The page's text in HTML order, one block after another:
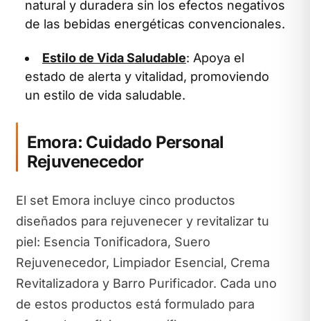
natural y duradera sin los efectos negativos
de las bebidas energéticas convencionales.
Estilo de Vida Saludable: Apoya el
estado de alerta y vitalidad, promoviendo
un estilo de vida saludable.
Emora: Cuidado Personal
Rejuvenecedor
El set Emora incluye cinco productos
diseñados para rejuvenecer y revitalizar tu
piel: Esencia Tonificadora, Suero
Rejuvenecedor, Limpiador Esencial, Crema
Revitalizadora y Barro Purificador. Cada uno
de estos productos está formulado para